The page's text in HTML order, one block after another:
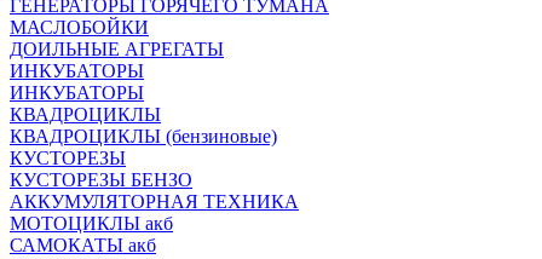
ГЕНЕРАТОРЫ ГОРЯЧЕГО ТУМАНА
МАСЛОБОЙКИ
ДОИЛЬНЫЕ АГРЕГАТЫ
ИНКУБАТОРЫ
ИНКУБАТОРЫ
КВАДРОЦИКЛЫ
КВАДРОЦИКЛЫ (бензиновые)
КУСТОРЕЗЫ
КУСТОРЕЗЫ БЕНЗО
АККУМУЛЯТОРНАЯ ТЕХНИКА
МОТОЦИКЛЫ акб
САМОКАТЫ акб